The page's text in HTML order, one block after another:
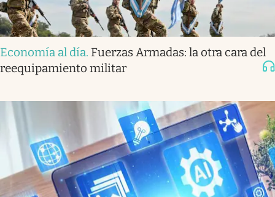
Economía al día. Fuerzas Armadas: la otra cara del
reequipamiento militar